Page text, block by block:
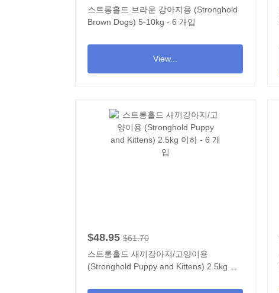
스트롱홀드 브라운 강아지용 (Stronghold
Brown Dogs) 5-10kg - 6 개입
View...
$48.95 $61.70
스트롱홀드 새끼강아지/고양이용
(Stronghold Puppy and Kittens) 2.5kg 이